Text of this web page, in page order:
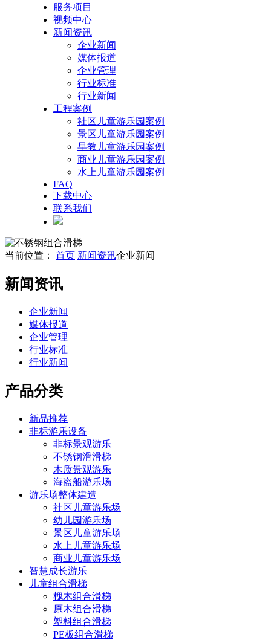
服务项目
视频中心
新闻资讯
企业新闻
媒体报道
企业管理
行业标准
行业新闻
工程案例
社区儿童游乐园案例
景区儿童游乐园案例
早教儿童游乐园案例
商业儿童游乐园案例
水上儿童游乐园案例
FAQ
下载中心
联系我们
当前位置： 首页 新闻资讯企业新闻
新闻资讯
企业新闻
媒体报道
企业管理
行业标准
行业新闻
产品分类
新品推荐
非标游乐设备
非标景观游乐
不锈钢滑滑梯
木质景观游乐
海盗船游乐场
游乐场整体建造
社区儿童游乐场
幼儿园游乐场
景区儿童游乐场
水上儿童游乐场
商业儿童游乐场
智慧成长游乐
儿童组合滑梯
槐木组合滑梯
原木组合滑梯
塑料组合滑梯
PE板组合滑梯